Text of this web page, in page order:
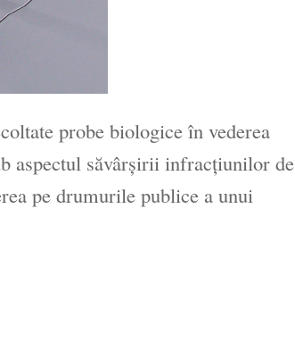
probe biologice în vederea
aspectul săvârșirii infracțiunilor de
pe drumurile publice a unui